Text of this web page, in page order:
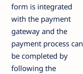
form is integrated
with the payment
gateway and the
payment process can
be completed by
following the